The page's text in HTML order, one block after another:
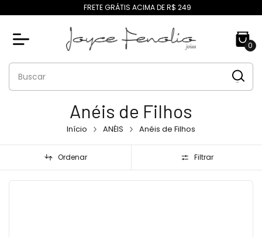
FRETE GRÁTIS ACIMA DE R$ 249
0
Anéis de Filhos
Início ANÉIS Anéis de Filhos
Ordenar Filtrar